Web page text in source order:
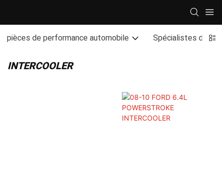
pièces de performance automobile Spécialistes de la
INTERCOOLER